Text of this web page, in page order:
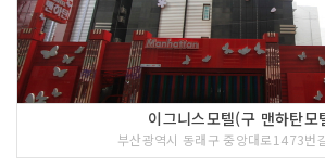
이그니스모텔(구 맨하탄모
부산광역시 동래구 중앙대로1473번